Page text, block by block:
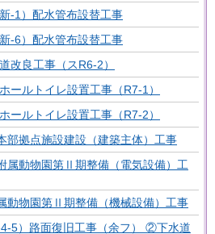
-1）配水管布設替工事
-6）配水管布設替工事
改良工事（スR6-2）
ールトイレ設置工事（R7-1）
ールトイレ設置工事（R7-2）
部拠点施設建設（建築主体）工事
属動物園第Ⅱ期整備（電気設備）工
動物園第Ⅱ期整備（機械設備）工事
5）路面復旧工事（余フ） ②下水道